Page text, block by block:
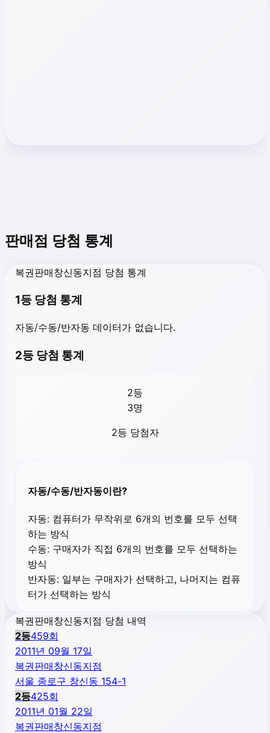
판매점 당첨 통계
복권판매창신동지점 당첨 통계
1등 당첨 통계
자동/수동/반자동 데이터가 없습니다.
2등 당첨 통계
2등
3명
2등 당첨자
자동/수동/반자동이란?
자동: 컴퓨터가 무작위로 6개의 번호를 모두 선택
하는 방식
수동: 구매자가 직접 6개의 번호를 모두 선택하는
방식
반자동: 일부는 구매자가 선택하고, 나머지는 컴퓨
터가 선택하는 방식
복권판매창신동지점 당첨 내역
2등459회
2011년 09월 17일
복권판매창신동지점
서울 종로구 창신동 154-1
2등425회
2011년 01월 22일
복권판매창신동지점